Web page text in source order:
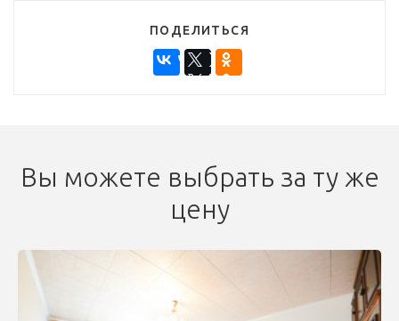
ПОДЕЛИТЬСЯ
Вы можете выбрать за ту же
цену